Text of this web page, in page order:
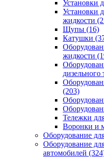
Установки
Установки
жидкости
Щупы (16)
Катушки
жидкости
дизельного
(203)
Тележки
Воронки и
Оборудование
Оборудование
автомобилей